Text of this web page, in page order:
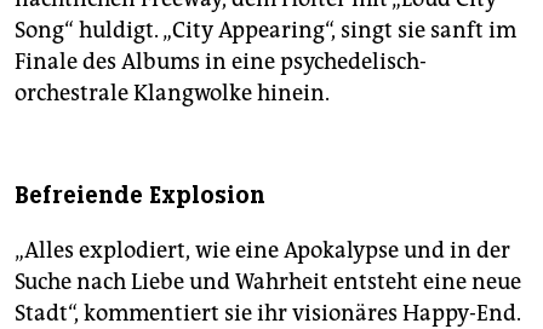
Song“ huldigt. „City Appearing“, singt sie sanft im
Finale des Albums in eine psychedelisch-
orchestrale Klangwolke hinein.
Befreiende Explosion
„Alles explodiert, wie eine Apokalypse und in der
Suche nach Liebe und Wahrheit entsteht eine neue
Stadt“, kommentiert sie ihr visionäres Happy-End.